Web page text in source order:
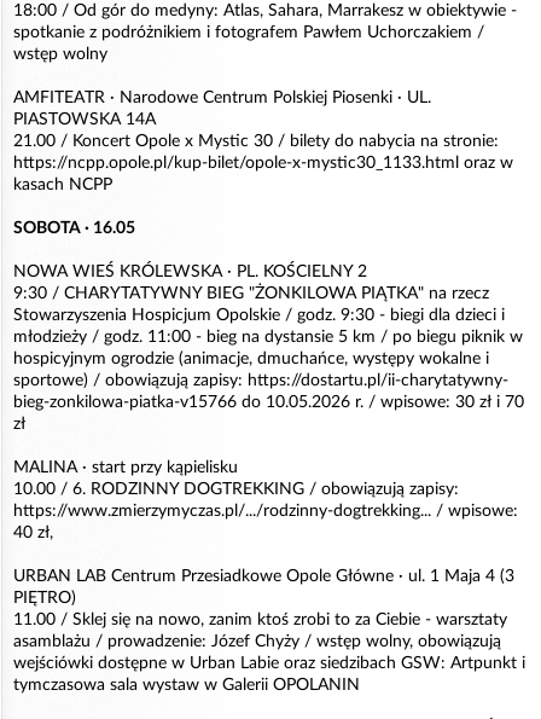
18:00 / Od gór do medyny: Atlas, Sahara, Marrakesz w obiektywie -
spotkanie z podróżnikiem i fotografem Pawłem Uchorczakiem /
wstęp wolny
AMFITEATR · Narodowe Centrum Polskiej Piosenki · UL.
PIASTOWSKA 14A
21.00 / Koncert Opole x Mystic 30 / bilety do nabycia na stronie:
https://ncpp.opole.pl/kup-bilet/opole-x-mystic30_1133.html oraz w
kasach NCPP
SOBOTA · 16.05
NOWA WIEŚ KRÓLEWSKA · PL. KOŚCIELNY 2
9:30 / CHARYTATYWNY BIEG "ŻONKILOWA PIĄTKA" na rzecz
Stowarzyszenia Hospicjum Opolskie / godz. 9:30 - biegi dla dzieci i
młodzieży / godz. 11:00 - bieg na dystansie 5 km / po biegu piknik w
hospicyjnym ogrodzie (animacje, dmuchańce, występy wokalne i
sportowe) / obowiązują zapisy: https://dostartu.pl/ii-charytatywny-
bieg-zonkilowa-piatka-v15766 do 10.05.2026 r. / wpisowe: 30 zł i 70
zł
MALINA · start przy kąpielisku
10.00 / 6. RODZINNY DOGTREKKING / obowiązują zapisy:
https://www.zmierzymyczas.pl/.../rodzinny-dogtrekking... / wpisowe:
40 zł,
URBAN LAB Centrum Przesiadkowe Opole Główne · ul. 1 Maja 4 (3
PIĘTRO)
11.00 / Sklej się na nowo, zanim ktoś zrobi to za Ciebie - warsztaty
asamblażu / prowadzenie: Józef Chyży / wstęp wolny, obowiązują
wejściówki dostępne w Urban Labie oraz siedzibach GSW: Artpunkt i
tymczasowa sala wystaw w Galerii OPOLANIN